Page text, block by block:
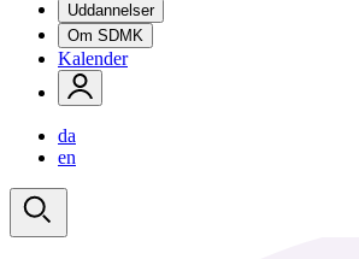
Uddannelser
Om SDMK
Kalender
da
en